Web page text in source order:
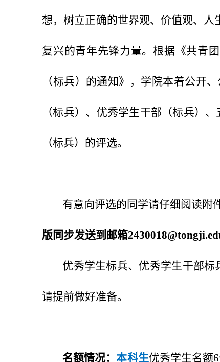
想，树立正确的世界观、价值观、
复兴的青年先锋力量。根据《共青
（标兵）的通知》，学院本着公开
（标兵）、优秀学生干部（标兵）
（标兵）的评选。
有意向评选的同学请仔细阅读附
版同步发送到邮箱
优秀学生标兵、优秀学生干部标
请提前做好准备。
名额情况：本科生优秀学生名额